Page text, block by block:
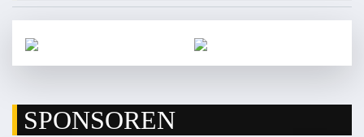
SPONSOREN